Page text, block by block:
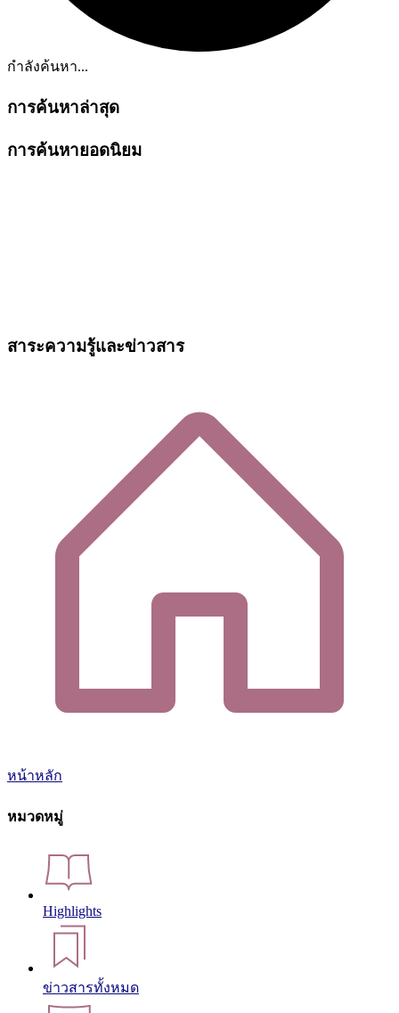
กำลังค้นหา...
การค้นหาล่าสุด
การค้นหายอดนิยม
สาระความรู้และข่าวสาร
หน้าหลัก
หมวดหมู่
Highlights
ข่าวสารทั้งหมด